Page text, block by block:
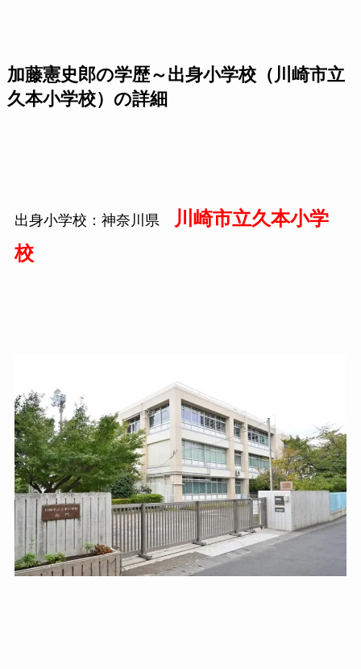
加藤憲史郎の学歴～出身小学校（川崎市立
久本小学校）の詳細
出身小学校：神奈川県
川崎市立久本小学
校